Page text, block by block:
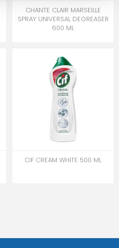
CHANTE CLAIR MARSEILLE
SPRAY UNIVERSAL DEGREASER
600 ML
CIF CREAM WHITE 500 ML